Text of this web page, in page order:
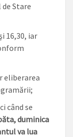
Stare
16,30, iar
eliberarea
când se
duminica
va lua